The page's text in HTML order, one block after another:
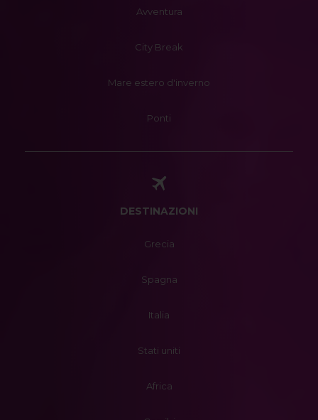
Avventura
City Break
Mare estero d'inverno
Ponti
DESTINAZIONI
Grecia
Spagna
Italia
Stati uniti
Africa